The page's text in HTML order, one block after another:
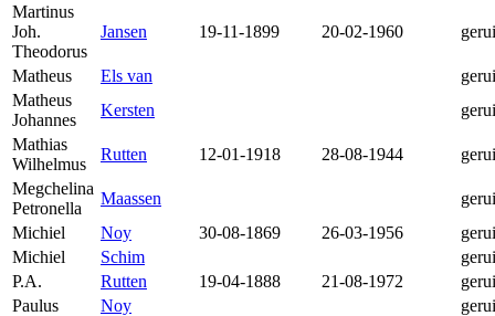
Martinus
Joh.
Theodorus
Jansen 19-11-1899 20-02-1960
Matheus Els van
Matheus
Johannes
Kersten
Mathias
Wilhelmus
Rutten 12-01-1918 28-08-1944
Megchelina
Petronella
Maassen
Michiel
Noy 30-08-1869 26-03-1956
Michiel
Schim
P.A.
Rutten 19-04-1888 21-08-1972
Paulus
Noy